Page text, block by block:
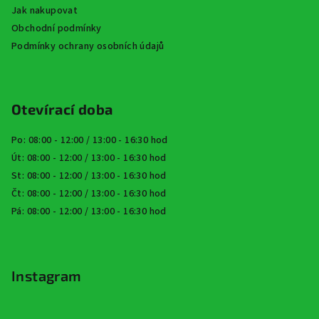
Jak nakupovat
Obchodní podmínky
Podmínky ochrany osobních údajů
Otevírací doba
Po: 08:00 - 12:00 / 13:00 - 16:30 hod
Út: 08:00 - 12:00 / 13:00 - 16:30 hod
St: 08:00 - 12:00 / 13:00 - 16:30 hod
Čt: 08:00 - 12:00 / 13:00 - 16:30 hod
Pá: 08:00 - 12:00 / 13:00 - 16:30 hod
Instagram